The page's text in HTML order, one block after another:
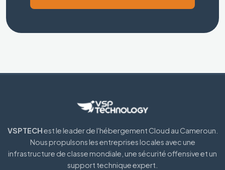
VSPTECHest le leader de l'hébergement Cloud au Cameroun.
Nous propulsons les entreprises locales avec une
infrastructure de classe mondiale, une sécurité offensive et un
support technique expert.